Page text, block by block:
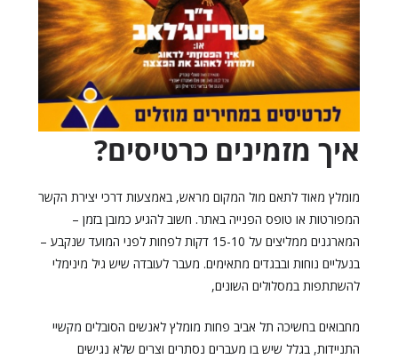
איך מזמינים כרטיסים?
מומלץ מאוד לתאם מול המקום מראש, באמצעות דרכי יצירת הקשר
המפורטות או טופס הפנייה באתר. חשוב להגיע כמובן בזמן –
המארגנים ממליצים על 15-10 דקות לפחות לפני המועד שנקבע –
בנעליים נוחות ובבגדים מתאימים. מעבר לעובדה שיש גיל מינימלי
להשתתפות במסלולים השונים,
מחבואים בחשיכה תל אביב פחות מומלץ לאנשים הסובלים מקשיי
התניידות, בגלל שיש בו מעברים נסתרים וצרים שלא נגישים